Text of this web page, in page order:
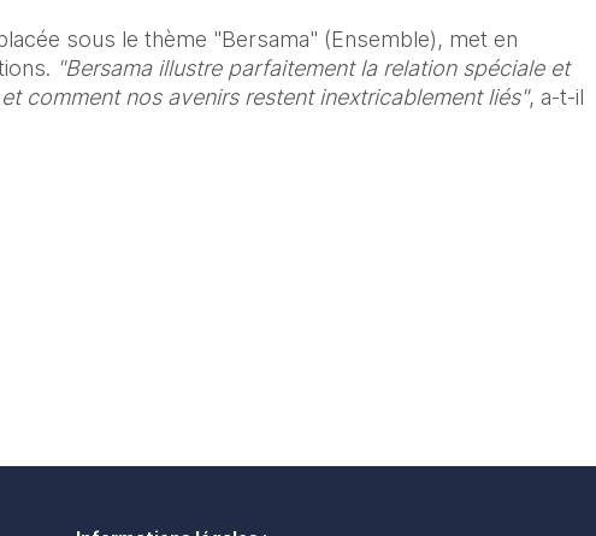
sous le thème "Bersama" (Ensemble), met en
"Bersama illustre parfaitement la relation spéciale et
comment nos avenirs restent inextricablement liés", a-t-il